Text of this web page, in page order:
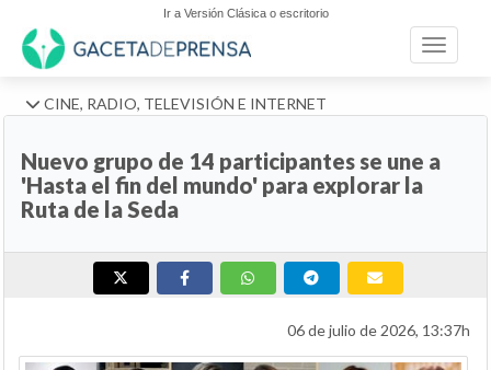
Ir a Versión Clásica o escritorio
Toggle
CINE, RADIO, TELEVISIÓN E INTERNET
Nuevo grupo de 14 participantes se une a
'Hasta el fin del mundo' para explorar la
Ruta de la Seda
06 de julio de 2026, 13:37h